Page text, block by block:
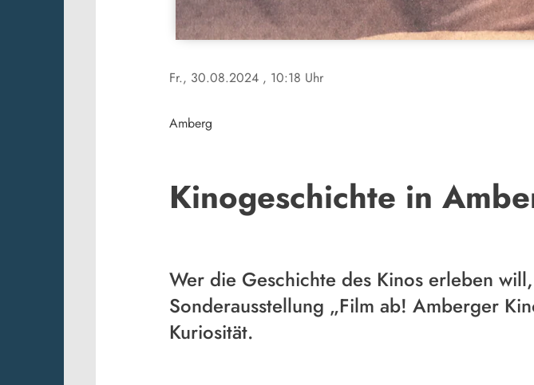
Fr., 30.08.2024 , 10:18 Uhr
Amberg
Kinogeschichte in
Wer die Geschichte des Kinos erleben
Sonderausstellung „Film ab! Amberger
Kuriosität.